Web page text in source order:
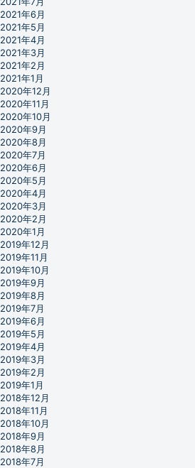
2021年6月
2021年5月
2021年4月
2021年3月
2021年2月
2021年1月
2020年12月
2020年11月
2020年10月
2020年9月
2020年8月
2020年7月
2020年6月
2020年5月
2020年4月
2020年3月
2020年2月
2020年1月
2019年12月
2019年11月
2019年10月
2019年9月
2019年8月
2019年7月
2019年6月
2019年5月
2019年4月
2019年3月
2019年2月
2019年1月
2018年12月
2018年11月
2018年10月
2018年9月
2018年8月
2018年7月